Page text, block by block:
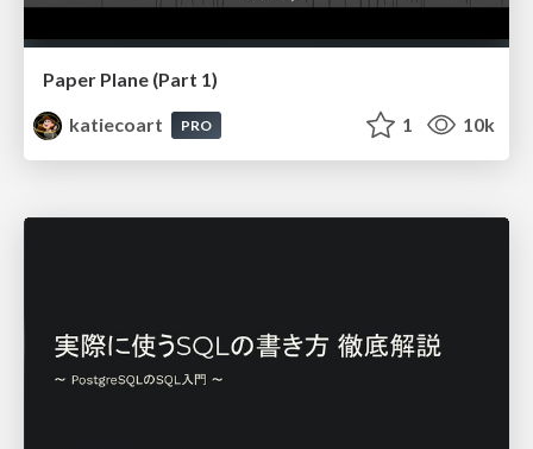
Paper Plane (Part 1)
katiecoart
PRO 1 10k